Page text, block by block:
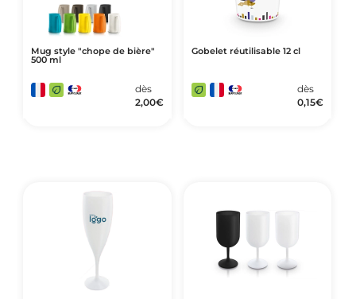
Mug style "chope de bière"
500 ml
dès
2,00€
Gobelet réutilisable 12 cl
dès
0,15€